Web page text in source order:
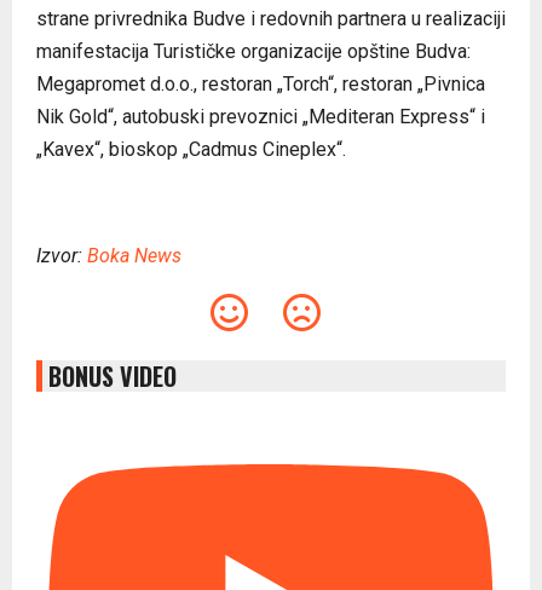
strane privrednika Budve i redovnih partnera u realizaciji
manifestacija Turističke organizacije opštine Budva:
Megapromet d.o.o., restoran „Torch“, restoran „Pivnica
Nik Gold“, autobuski prevoznici „Mediteran Express“ i
„Kavex“, bioskop „Cadmus Cineplex“.
Izvor: Boka News
BONUS VIDEO